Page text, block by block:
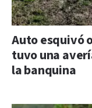
Auto esquivó
tuvo una
la banquina